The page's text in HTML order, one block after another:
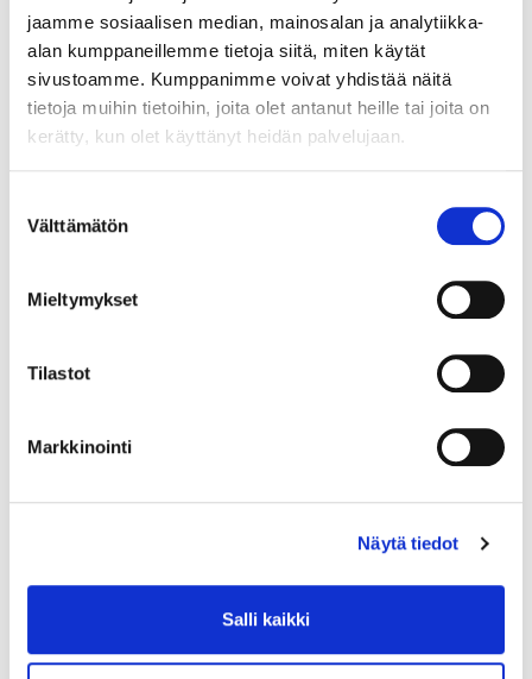
jaamme sosiaalisen median, mainosalan ja analytiikka-
alan kumppaneillemme tietoja siitä, miten käytät
sivustoamme. Kumppanimme voivat yhdistää näitä
tietoja muihin tietoihin, joita olet antanut heille tai joita on
kerätty, kun olet käyttänyt heidän palvelujaan.
valinta
Välttämätön
Mieltymykset
Tilastot
Markkinointi
Näytä tiedot
Salli kaikki
Kivikorvakorut, desing Zhanna Katzman, korkeus 28mm, 925br,
Johtava huuto: